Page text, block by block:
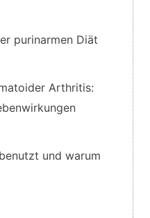
purinarmen Diät
Arthritis:
und warum